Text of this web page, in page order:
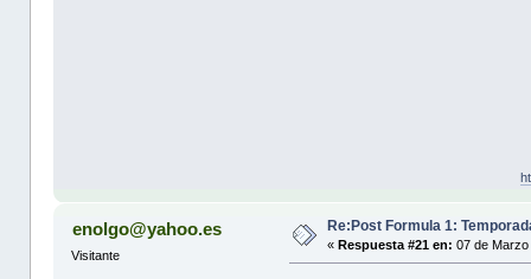
enolgo@yahoo.es
Visitante
Re:Post Formula 1:
«Respuesta #21 en: 07 de